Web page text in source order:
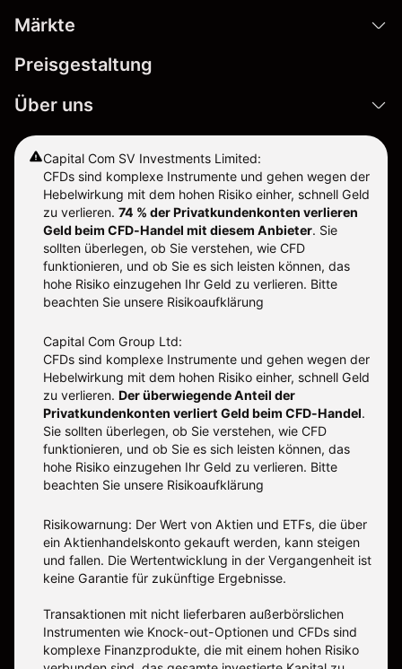
Märkte
Preisgestaltung
Über uns
Capital Com SV Investments Limited:
CFDs sind komplexe Instrumente und gehen wegen der
Hebelwirkung mit dem hohen Risiko einher, schnell Geld
zu verlieren. 74 % der Privatkundenkonten verlieren
Geld beim CFD-Handel mit diesem Anbieter. Sie
sollten überlegen, ob Sie verstehen, wie CFD
funktionieren, und ob Sie es sich leisten können, das
hohe Risiko einzugehen Ihr Geld zu verlieren. Bitte
beachten Sie unsere Risikoaufklärung
Capital Com Group Ltd:
CFDs sind komplexe Instrumente und gehen wegen der
Hebelwirkung mit dem hohen Risiko einher, schnell Geld
zu verlieren. Der überwiegende Anteil der
Privatkundenkonten verliert Geld beim CFD-Handel.
Sie sollten überlegen, ob Sie verstehen, wie CFD
funktionieren, und ob Sie es sich leisten können, das
hohe Risiko einzugehen Ihr Geld zu verlieren. Bitte
beachten Sie unsere Risikoaufklärung
Risikowarnung: Der Wert von Aktien und ETFs, die über
ein Aktienhandelskonto gekauft werden, kann steigen
und fallen. Die Wertentwicklung in der Vergangenheit ist
keine Garantie für zukünftige Ergebnisse.
Transaktionen mit nicht lieferbaren außerbörslichen
Instrumenten wie Knock-out-Optionen und CFDs sind
komplexe Finanzprodukte, die mit einem hohen Risiko